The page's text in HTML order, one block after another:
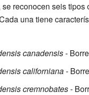
reconocen seis
una tiene
canadensis-
californiana-
cremnobates-